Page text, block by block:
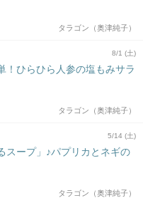
タラゴン（奥津純子）
8/1 (土)
！ひらひら人参の塩もみサラ
タラゴン（奥津純子）
5/14 (土)
スープ」♪パプリカとネギの
タラゴン（奥津純子）